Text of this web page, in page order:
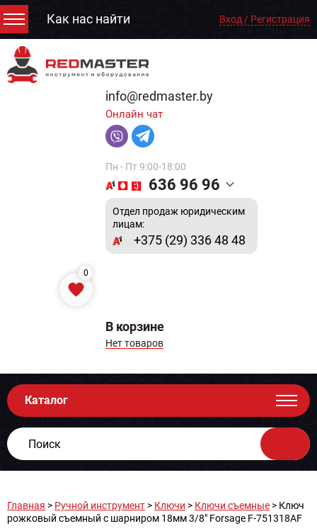
Как нас найти Вход / Регистрация
info@redmaster.by
Онлайн чат
Пн - Пт 9:00-18:00
636 96 96
Отдел продаж юридическим
лицам:
+375 (29) 336 48 48
0
В корзине
Нет товаров
Каталог
Главная > Ручной инструмент > Ключи > Ключи съемные > Ключ
рожковый съемный с шарниром 18мм 3/8" Forsage F-751318AF